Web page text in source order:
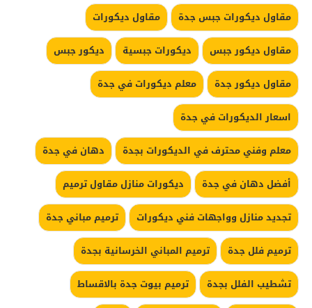
مقاول ديكورات جبس جدة
مقاول ديكورات
مقاول ديكور جبس
ديكورات جبسية
ديكور جبس
مقاول ديكور جدة
معلم ديكورات في جدة
اسعار الديكورات في جدة
معلم وفني محترف في الديكورات بجدة
دهان في جدة
أفضل دهان في جدة
ديكورات منازل مقاول ترميم
تجديد منازل وواجهات فني ديكورات
ترميم مباني جدة
ترميم فلل جدة
ترميم المباني الخرسانية بجدة
تشطيب الفلل بجدة
ترميم بيوت جدة بالاقساط